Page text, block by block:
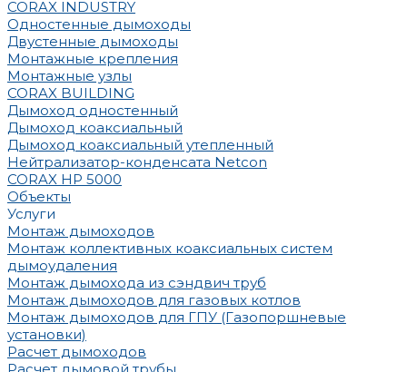
CORAX INDUSTRY
Одностенные дымоходы
Двустенные дымоходы
Монтажные крепления
Монтажные узлы
CORAX BUILDING
Дымоход одностенный
Дымоход коаксиальный
Дымоход коаксиальный утепленный
Нейтрализатор-конденсата Netcon
CORAX HP 5000
Объекты
Услуги
Монтаж дымоходов
Монтаж коллективных коаксиальных систем
дымоудаления
Монтаж дымохода из сэндвич труб
Монтаж дымоходов для газовых котлов
Монтаж дымоходов для ГПУ (Газопоршневые
установки)
Расчет дымоходов